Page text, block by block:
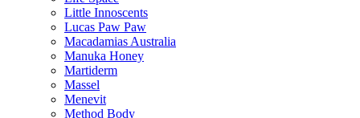
Little Innoscents
Lucas Paw Paw
Macadamias Australia
Manuka Honey
Martiderm
Massel
Menevit
Method Body